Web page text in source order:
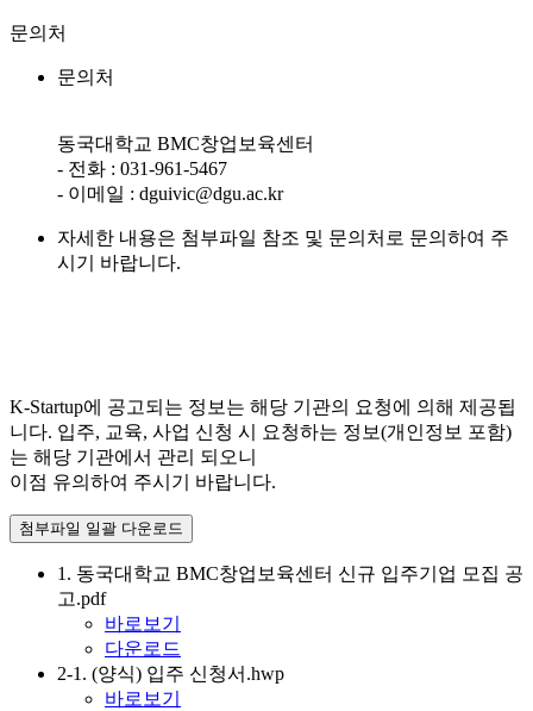
문의처
문의처
동국대학교 BMC창업보육센터
- 전화 : 031-961-5467
- 이메일 : dguivic@dgu.ac.kr
자세한 내용은 첨부파일 참조 및 문의처로 문의하여 주
시기 바랍니다.
K-Startup에 공고되는 정보는 해당 기관의 요청에 의해 제공됩
니다. 입주, 교육, 사업 신청 시 요청하는 정보(개인정보 포함)
는 해당 기관에서 관리 되오니
이점 유의하여 주시기 바랍니다.
첨부파일 일괄 다운로드
1. 동국대학교 BMC창업보육센터 신규 입주기업 모집 공
고.pdf
바로보기
다운로드
2-1. (양식) 입주 신청서.hwp
바로보기